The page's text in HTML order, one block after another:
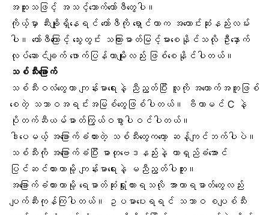
အထူးသဖြင့် အသင့်သောက်ကော်ဖီတွေပါ။
ကိုယ့်မှာ ဆီးချိုရှိနေရင် ကော်ဖီကို ရှောင်တာက အကောင်းဆုံးနည်းလမ်း
ပါ။ ကော်ဖီကြောင့် သွေးတွင်း သကြားဓာတ်မြင့်မားစေနိုင်သလို ဦးနှောက်
လုပ်ဆောင်ချက် ဖောက်ပြန်တာမျိုးလည်း ဖြစ်စေနိုင်ပါတယ်။
သစ်သီးခြောက်
သစ်သီးဝလံတွေဟာ ကျန်းမာရေးနဲ့ ညီညွတ်ပြီး လူကို အထောက်အကူဖြစ်
စေတဲ့ သဘာဝအရင်းအမြစ်တွေဖြစ်ပါတယ်။ ဗီတာမင် C နဲ့
ပိုတက်ဆီယမ်ဓာတ်ကြွယ်ဝစွာပါဝင်ပါတယ်။
ဒါပေမယ့် အခြောက်ခံထားတဲ့ သစ်သီးတွေကတော့ ဆန့်ကျင်ဘက်ပါပဲ။
သစ်သီးကို အခြောက်ခံပြီး ဓာတုဗေဒနည်းနဲ့ တာရှည်ခံအောင်
ပြင်ဆင်ထားတာမို့ ကျန်းမာရေးနဲ့ မညီညွတ်ပါဘူး။
အခြောက်ခံထားတာမို့ ရေဓာတ်ဆုံးရှုံးထားရသလို အာဟာရဓာတ်တွေလည်း
ပျက်ဆီးကုန်ကြပါတယ်။ ဥပမာပေးရရင် သဘာဝ စပျစ်သီး